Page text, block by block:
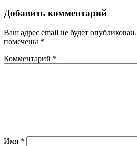
Добавить комментарий
Ваш адрес email не будет опубликован.
помечены *
Комментарий *
Имя *